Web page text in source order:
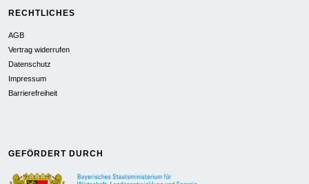
RECHTLICHES
AGB
Vertrag widerrufen
Datenschutz
Impressum
Barrierefreiheit
GEFÖRDERT DURCH